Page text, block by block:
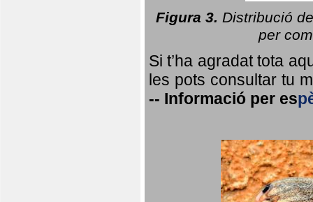
Figura 3. Distribució
per
Si t’ha agradat tota
les pots consultar tu
-- Informació per es